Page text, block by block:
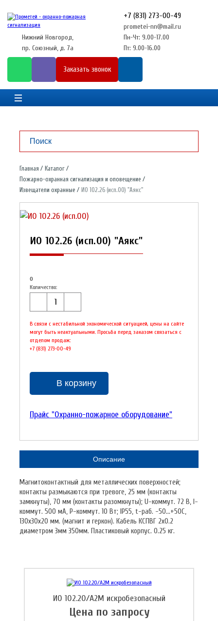
+7 (831) 273-00-49
prometei-nn@mail.ru
Нижний Новгород,
пр. Союзный, д. 7а
Пн-Чт: 9.00-17.00
Пт: 9.00-16.00
Заказать звонок
Главная
Каталог
Пожарно-охранная сигнализация и оповещение
Извещатели охранные
ИО 102.26 (исп.00) "Аякс"
ИО 102.26 (исп.00) "Аякс"
0
Количество:
В связи с нестабильной экономической ситуацией, цены на сайте
могут быть неактуальными. Просьба перед заказом связаться с
отделом продаж:
+7 (831) 273-00-49
В корзину
Прайс "Охранно-пожарное оборудование"
Описание
Магнитоконтактный для металлических поверхностей;
контакты размыкаются при тревоге, 25 мм (контакты
замкнуты), 70 мм (контакты разомкнуты); U-коммут. 72 В, I-
коммут. 500 мА, P-коммут. 10 Вт; IP55, t-раб. -50...+50С,
130х30х20 мм. (магнит и геркон). Кабель КСПВГ 2х0.2
диаметром 3мм 350мм. Пластиковый корпус. 0.25 кг.
ИО 102.20/А2М искробезопасный
Цена по запросу